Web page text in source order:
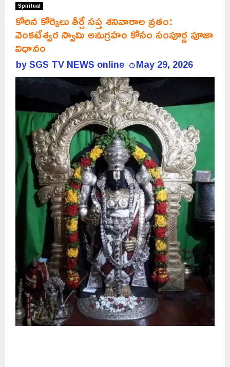
Spiritual
కోరిన కోర్కెలు తీర్చే సప్త శనివారాల వ్రతం:
వెంకటేశ్వర స్వామి అనుగ్రహం కోసం సంపూర్ణ పూజా
విధానం
bySGS TV NEWS online May 29, 2026